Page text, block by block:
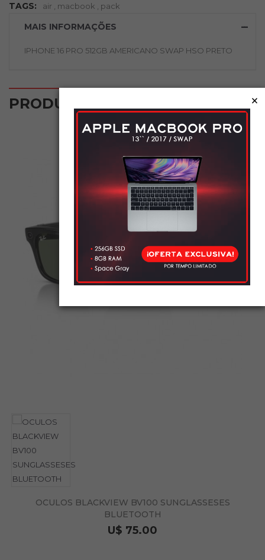
TAGS: air , macbook , pack
MAIS INFORMAÇÕES
IPHONE 16 PRO 512GB AMERICANO SWAP HSO PRETO
PRODUTOS RELACIONADOS
NOVO
OCULOS BLACKVIEW BV100 SUNGLASSESES
BLUETOOTH
U$ 75.00
×